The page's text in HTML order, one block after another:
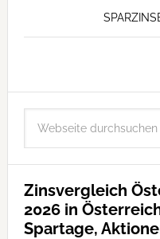
Zinsvergleich
2026 in
Spartage,